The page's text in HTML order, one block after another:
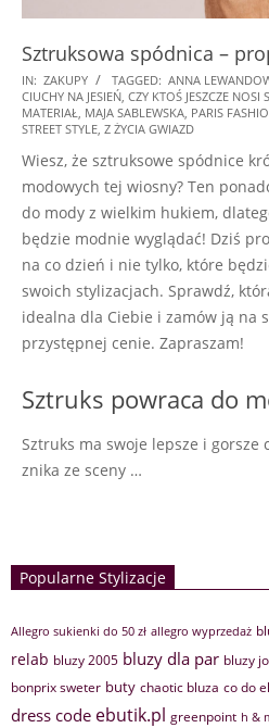
Sztruksowa spódnica –
2025-
07-
09
IN: ZAKUPY TAGGED: ANNA
CIUCHY NA JESIEŃ CZY KTOŚ JESZCZE NOSI
MATERIAŁ MAJA SABLEWSKA PARIS
STREET STYLE Z ŻYCIA GWIAZD
Wiesz, że sztruksowe spódnice
modowych tej wiosny? Ten
do mody z wielkim hukiem,
będzie modnie wyglądać! Dziś
na co dzień i nie tylko, które
swoich stylizacjach. Sprawdź,
idealna dla Ciebie i zamów ją na
przystępnej cenie. Zapraszam!
Sztruks powraca do
Sztruks ma swoje lepsze i gorsze
znika ze sceny …
Popularne Stylizacje
Allegro sukienki do 50 zł allegro wyprzedaż
relab bluzy 2005 bluzy dla par bluzy
bonprix sweter buty chaotic bluza co do
dress code ebutik.pl greenpoint h &